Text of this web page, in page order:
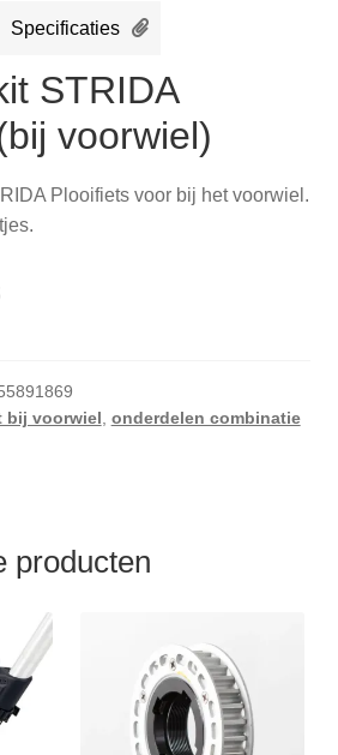
Specificaties
STRIDA
voorwiel)
Plooifiets voor bij het voorwiel.
bij voorwiel onderdelen combinatie
producten